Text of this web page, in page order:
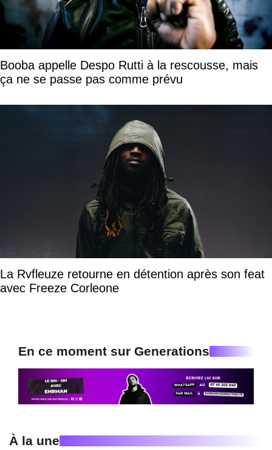
Booba appelle Despo Rutti à la rescousse, mais
ça ne se passe pas comme prévu
La Rvfleuze retourne en détention après son feat
avec Freeze Corleone
En ce moment sur Generations
À la une